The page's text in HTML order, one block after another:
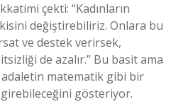
çekti: “Kadınların
değiştirebiliriz. Onlara bu
ve destek verirsek,
de azalır.” Bu basit ama
matematik gibi bir
gösteriyor.